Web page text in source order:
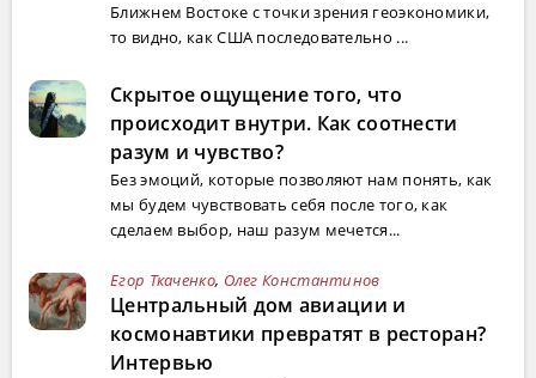
Ближнем Востоке с точки зрения геоэкономики,
то видно, как США последовательно ...
Скрытое ощущение того, что
происходит внутри. Как соотнести
разум и чувство?
Без эмоций, которые позволяют нам понять, как
мы будем чувствовать себя после того, как
сделаем выбор, наш разум мечется...
Егор Ткаченко, Олег Константинов
Центральный дом авиации и
космонавтики превратят в ресторан?
Интервью